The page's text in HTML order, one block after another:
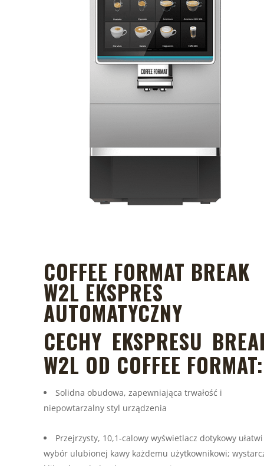
COFFEE FORMAT BREAK
W2L EKSPRES
AUTOMATYCZNY
CECHY EKSPRESU
W2L OD COFFEE FORMAT:
Solidna obudowa, zapewniająca trwałość i
niepowtarzalny styl urządzenia
Przejrzysty, 10,1-calowy wyświetlacz dotykowy ułatwi
wybór ulubionej kawy każdemu użytkownikowi;